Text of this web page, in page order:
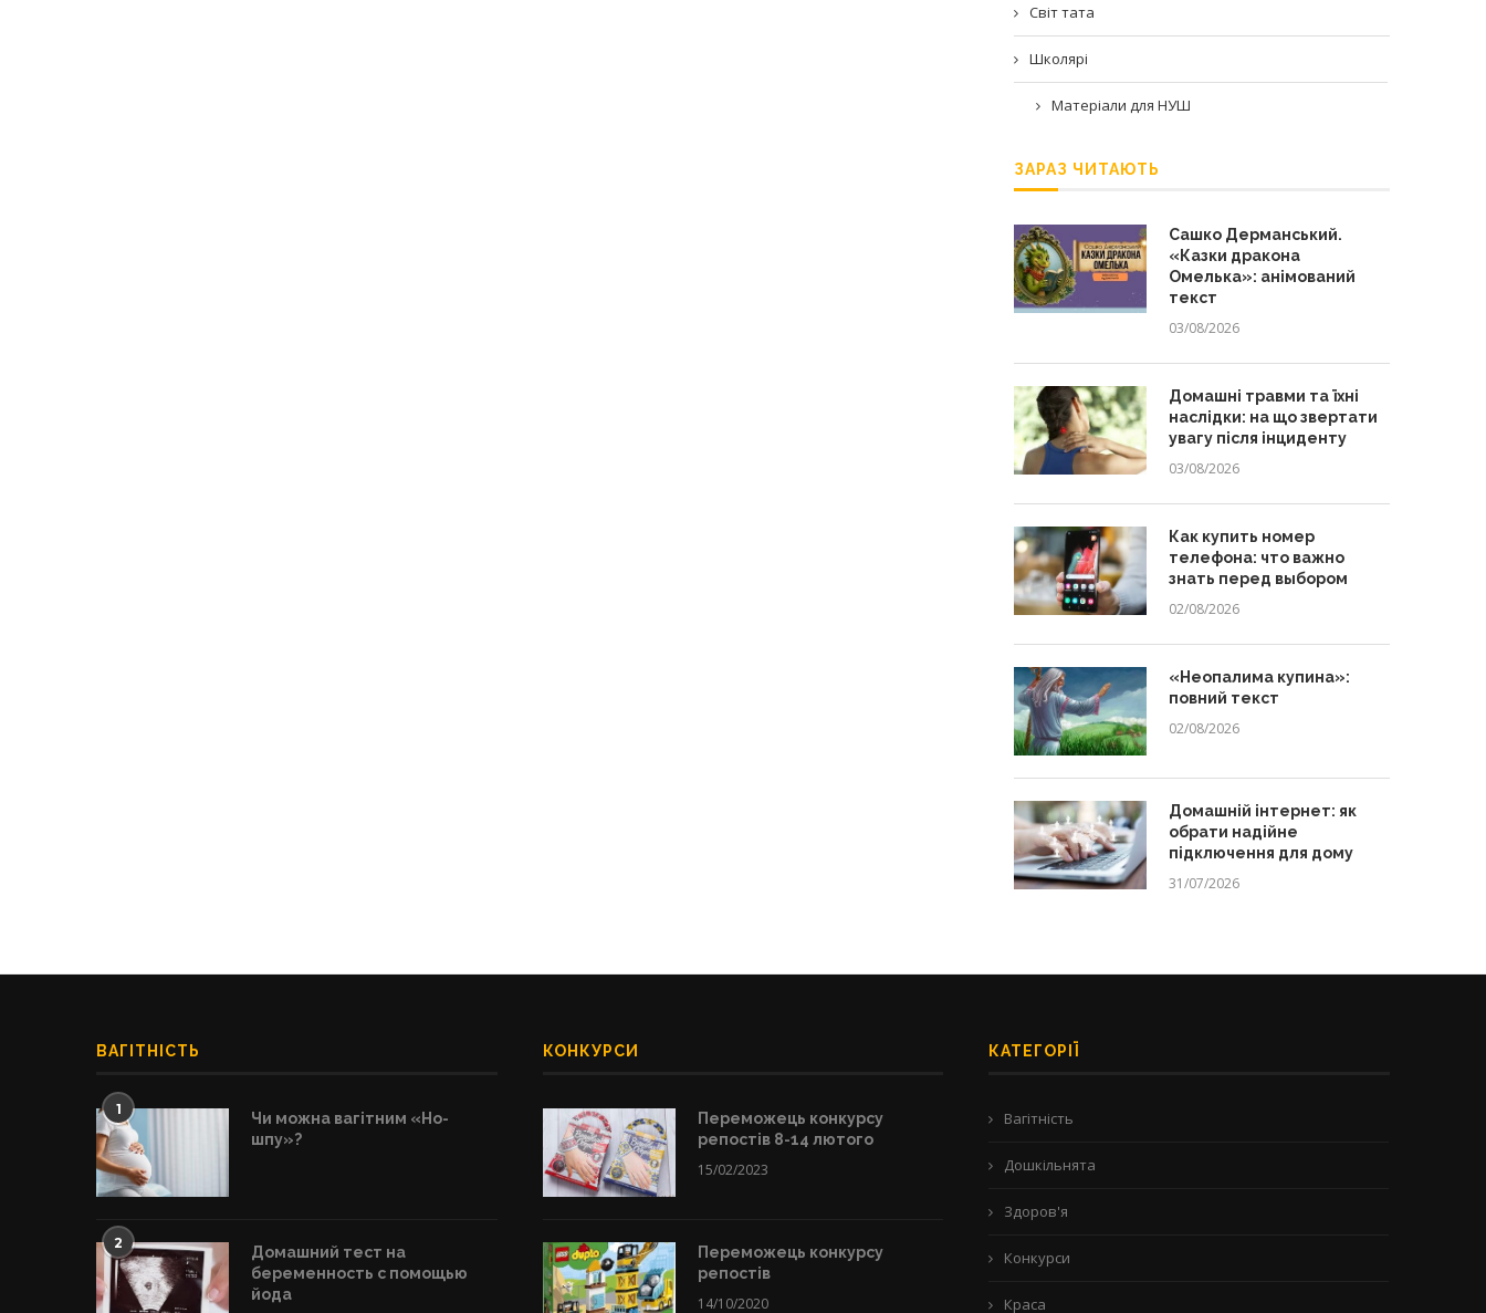
Світ тата
Школярі
Матеріали для НУШ
ЗАРАЗ ЧИТАЮТЬ
Сашко Дерманський.
«Казки дракона
Омелька»: анімований
текст
03/08/2026
Домашні травми та їхні
наслідки: на що звертати
увагу після інциденту
03/08/2026
Как купить номер
телефона: что важно
знать перед выбором
02/08/2026
«Неопалима купина»:
повний текст
02/08/2026
Домашній інтернет: як
обрати надійне
підключення для дому
31/07/2026
ВАГІТНІСТЬ
1
Чи можна вагітним «Но-
шпу»?
2
Домашний тест на
беременность с помощью
йода
КОНКУРСИ
Переможець конкурсу
репостів 8-14 лютого
15/02/2023
Переможець конкурсу
репостів
14/10/2020
КАТЕГОРІЇ
Вагітність
Дошкільнята
Здоров'я
Конкурси
Краса